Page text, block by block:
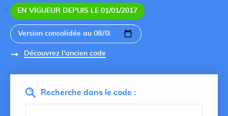
EN VIGUEUR DEPUIS LE 01/01/2017
Découvrez l'ancien code
Recherche dans le code :